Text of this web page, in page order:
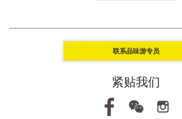
联系品味游专员
紧贴我们